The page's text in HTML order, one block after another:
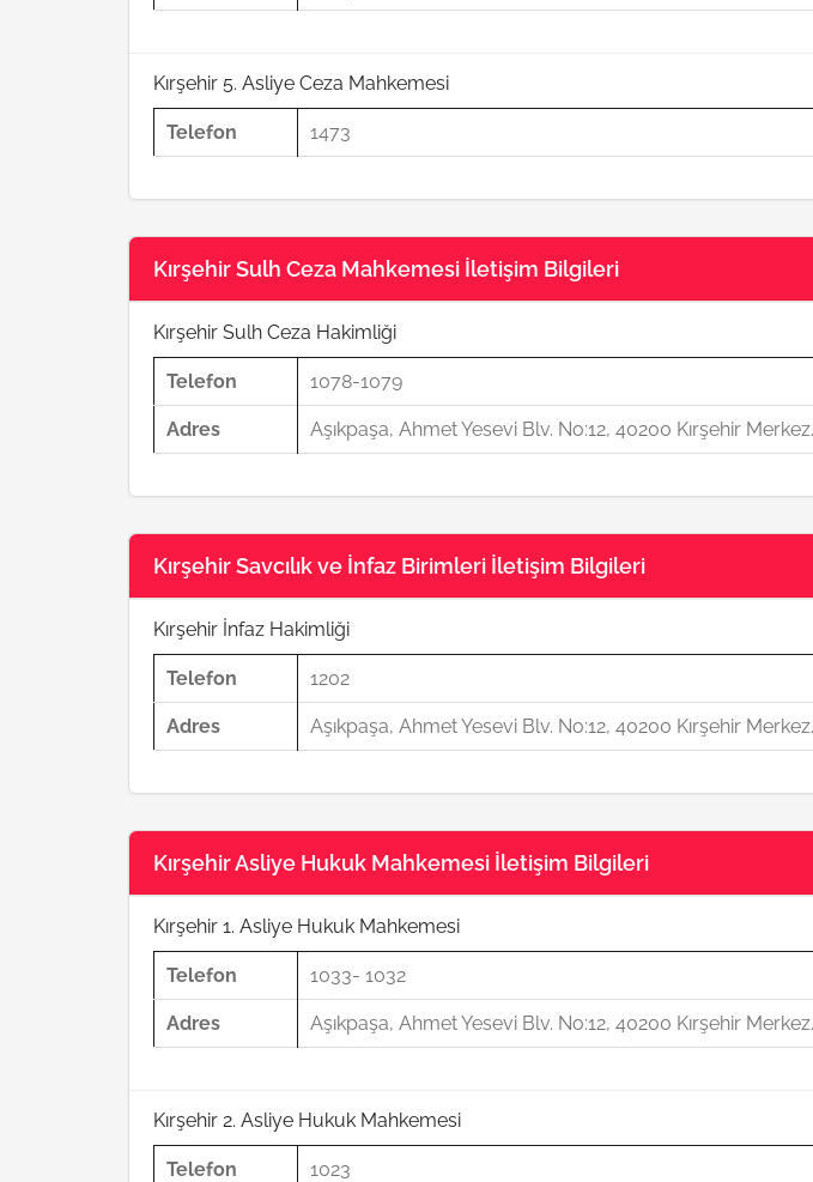
Kırşehir 5. Asliye Ceza Mahkemesi
Telefon 1473
Kırşehir Sulh Ceza Mahkemesi İletişim Bilgileri
Kırşehir Sulh Ceza Hakimliği
Telefon 1078-1079
Adres Aşıkpaşa, Ahmet Yesevi Blv. No:12, 40200 Kırşehir
Kırşehir Savcılık ve İnfaz Birimleri İletişim Bilgileri
Kırşehir İnfaz Hakimliği
Telefon 1202
Adres Aşıkpaşa, Ahmet Yesevi Blv. No:12, 40200 Kırşehir
Kırşehir Asliye Hukuk Mahkemesi İletişim Bilgileri
Kırşehir 1. Asliye Hukuk Mahkemesi
Telefon 1033- 1032
Adres Aşıkpaşa, Ahmet Yesevi Blv. No:12, 40200 Kırşehir
Kırşehir 2. Asliye Hukuk Mahkemesi
Telefon 1023